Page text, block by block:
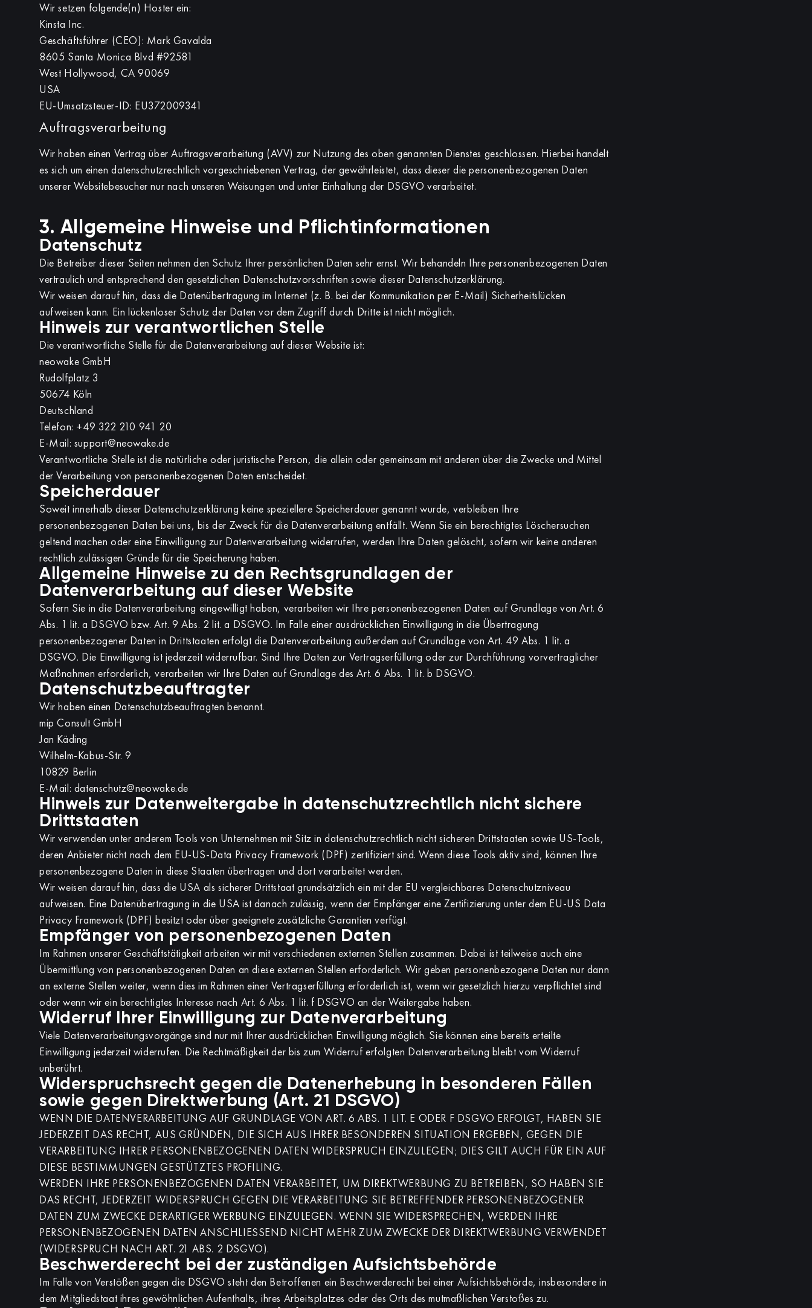
Wir setzen folgende(n) Hoster ein:
Kinsta Inc.
Geschäftsführer (CEO): Mark Gavalda
8605 Santa Monica Blvd #92581
West Hollywood, CA 90069
USA
EU-Umsatzsteuer-ID: EU372009341
Auftragsverarbeitung
Wir haben einen Vertrag über Auftragsverarbeitung (AVV) zur Nutzung des oben genannten Dienstes geschlossen. Hierbei handelt
es sich um einen datenschutzrechtlich vorgeschriebenen Vertrag, der gewährleistet, dass dieser die personenbezogenen Daten
unserer Websitebesucher nur nach unseren Weisungen und unter Einhaltung der DSGVO verarbeitet.
3. Allgemeine Hinweise und Pflichtinformationen
Datenschutz
Die Betreiber dieser Seiten nehmen den Schutz Ihrer persönlichen Daten sehr ernst. Wir behandeln Ihre personenbezogenen Daten
vertraulich und entsprechend den gesetzlichen Datenschutzvorschriften sowie dieser Datenschutzerklärung.
Wir weisen darauf hin, dass die Datenübertragung im Internet (z. B. bei der Kommunikation per E-Mail) Sicherheitslücken
aufweisen kann. Ein lückenloser Schutz der Daten vor dem Zugriff durch Dritte ist nicht möglich.
Hinweis zur verantwortlichen Stelle
Die verantwortliche Stelle für die Datenverarbeitung auf dieser Website ist:
neowake GmbH
Rudolfplatz 3
50674 Köln
Deutschland
Telefon: +49 322 210 941 20
E-Mail: support@neowake.de
Verantwortliche Stelle ist die natürliche oder juristische Person, die allein oder gemeinsam mit anderen über die Zwecke und Mittel
der Verarbeitung von personenbezogenen Daten entscheidet.
Speicherdauer
Soweit innerhalb dieser Datenschutzerklärung keine speziellere Speicherdauer genannt wurde, verbleiben Ihre
personenbezogenen Daten bei uns, bis der Zweck für die Datenverarbeitung entfällt. Wenn Sie ein berechtigtes Löschersuchen
geltend machen oder eine Einwilligung zur Datenverarbeitung widerrufen, werden Ihre Daten gelöscht, sofern wir keine anderen
rechtlich zulässigen Gründe für die Speicherung haben.
Allgemeine Hinweise zu den Rechtsgrundlagen der
Datenverarbeitung auf dieser Website
Sofern Sie in die Datenverarbeitung eingewilligt haben, verarbeiten wir Ihre personenbezogenen Daten auf Grundlage von Art. 6
Abs. 1 lit. a DSGVO bzw. Art. 9 Abs. 2 lit. a DSGVO. Im Falle einer ausdrücklichen Einwilligung in die Übertragung
personenbezogener Daten in Drittstaaten erfolgt die Datenverarbeitung außerdem auf Grundlage von Art. 49 Abs. 1 lit. a
DSGVO. Die Einwilligung ist jederzeit widerrufbar. Sind Ihre Daten zur Vertragserfüllung oder zur Durchführung vorvertraglicher
Maßnahmen erforderlich, verarbeiten wir Ihre Daten auf Grundlage des Art. 6 Abs. 1 lit. b DSGVO.
Datenschutzbeauftragter
Wir haben einen Datenschutzbeauftragten benannt.
mip Consult GmbH
Jan Käding
Wilhelm-Kabus-Str. 9
10829 Berlin
E-Mail: datenschutz@neowake.de
Hinweis zur Datenweitergabe in datenschutzrechtlich nicht sichere
Drittstaaten
Wir verwenden unter anderem Tools von Unternehmen mit Sitz in datenschutzrechtlich nicht sicheren Drittstaaten sowie US-Tools,
deren Anbieter nicht nach dem EU-US-Data Privacy Framework (DPF) zertifiziert sind. Wenn diese Tools aktiv sind, können Ihre
personenbezogene Daten in diese Staaten übertragen und dort verarbeitet werden.
Wir weisen darauf hin, dass die USA als sicherer Drittstaat grundsätzlich ein mit der EU vergleichbares Datenschutzniveau
aufweisen. Eine Datenübertragung in die USA ist danach zulässig, wenn der Empfänger eine Zertifizierung unter dem EU-US Data
Privacy Framework (DPF) besitzt oder über geeignete zusätzliche Garantien verfügt.
Empfänger von personenbezogenen Daten
Im Rahmen unserer Geschäftstätigkeit arbeiten wir mit verschiedenen externen Stellen zusammen. Dabei ist teilweise auch eine
Übermittlung von personenbezogenen Daten an diese externen Stellen erforderlich. Wir geben personenbezogene Daten nur dann
an externe Stellen weiter, wenn dies im Rahmen einer Vertragserfüllung erforderlich ist, wenn wir gesetzlich hierzu verpflichtet sind
oder wenn wir ein berechtigtes Interesse nach Art. 6 Abs. 1 lit. f DSGVO an der Weitergabe haben.
Widerruf Ihrer Einwilligung zur Datenverarbeitung
Viele Datenverarbeitungsvorgänge sind nur mit Ihrer ausdrücklichen Einwilligung möglich. Sie können eine bereits erteilte
Einwilligung jederzeit widerrufen. Die Rechtmäßigkeit der bis zum Widerruf erfolgten Datenverarbeitung bleibt vom Widerruf
unberührt.
Widerspruchsrecht gegen die Datenerhebung in besonderen Fällen
sowie gegen Direktwerbung (Art. 21 DSGVO)
WENN DIE DATENVERARBEITUNG AUF GRUNDLAGE VON ART. 6 ABS. 1 LIT. E ODER F DSGVO ERFOLGT, HABEN SIE
JEDERZEIT DAS RECHT, AUS GRÜNDEN, DIE SICH AUS IHRER BESONDEREN SITUATION ERGEBEN, GEGEN DIE
VERARBEITUNG IHRER PERSONENBEZOGENEN DATEN WIDERSPRUCH EINZULEGEN; DIES GILT AUCH FÜR EIN AUF
DIESE BESTIMMUNGEN GESTÜTZTES PROFILING.
WERDEN IHRE PERSONENBEZOGENEN DATEN VERARBEITET, UM DIREKTWERBUNG ZU BETREIBEN, SO HABEN SIE
DAS RECHT, JEDERZEIT WIDERSPRUCH GEGEN DIE VERARBEITUNG SIE BETREFFENDER PERSONENBEZOGENER
DATEN ZUM ZWECKE DERARTIGER WERBUNG EINZULEGEN. WENN SIE WIDERSPRECHEN, WERDEN IHRE
PERSONENBEZOGENEN DATEN ANSCHLIESSEND NICHT MEHR ZUM ZWECKE DER DIREKTWERBUNG VERWENDET
(WIDERSPRUCH NACH ART. 21 ABS. 2 DSGVO).
Beschwerderecht bei der zuständigen Aufsichtsbehörde
Im Falle von Verstößen gegen die DSGVO steht den Betroffenen ein Beschwerderecht bei einer Aufsichtsbehörde, insbesondere in
dem Mitgliedstaat ihres gewöhnlichen Aufenthalts, ihres Arbeitsplatzes oder des Orts des mutmaßlichen Verstoßes zu.